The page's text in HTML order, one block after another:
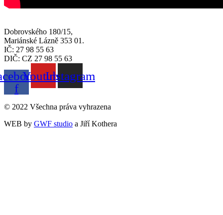
Dobrovského 180/15,
Mariánské Lázně 353 01.
IČ: 27 98 55 63
DIČ: CZ 27 98 55 63
f
YoutubeInstagram
© 2022 Všechna práva vyhrazena
WEB by GWF studio a Jiří Kothera